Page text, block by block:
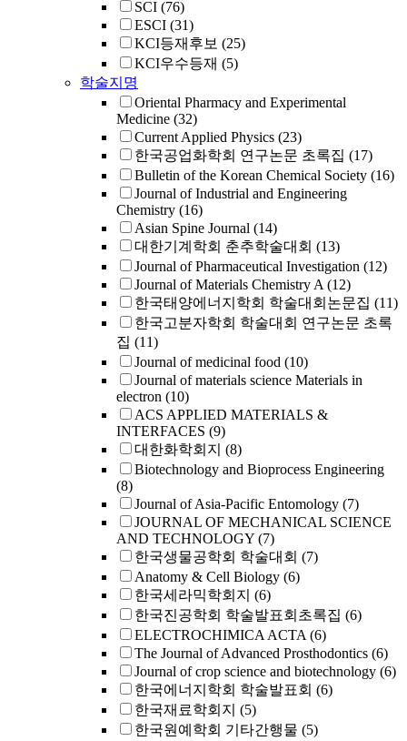
SCI (76)
ESCI (31)
KCI등재후보 (25)
KCI우수등재 (5)
학술지명
Oriental Pharmacy and Experimental
Medicine (32)
Current Applied Physics (23)
한국공업화학회 연구논문 초록집 (17)
Bulletin of the Korean Chemical Society (16)
Journal of Industrial and Engineering
Chemistry (16)
Asian Spine Journal (14)
대한기계학회 춘추학술대회 (13)
Journal of Pharmaceutical Investigation (12)
Journal of Materials Chemistry A (12)
한국태양에너지학회 학술대회논문집 (11)
한국고분자학회 학술대회 연구논문 초록
집 (11)
Journal of medicinal food (10)
Journal of materials science Materials in
electron (10)
ACS APPLIED MATERIALS &
INTERFACES (9)
대한화학회지 (8)
Biotechnology and Bioprocess Engineering
(8)
Journal of Asia-Pacific Entomology (7)
JOURNAL OF MECHANICAL SCIENCE
AND TECHNOLOGY (7)
한국생물공학회 학술대회 (7)
Anatomy & Cell Biology (6)
한국세라믹학회지 (6)
한국진공학회 학술발표회초록집 (6)
ELECTROCHIMICA ACTA (6)
The Journal of Advanced Prosthodontics (6)
Journal of crop science and biotechnology (6)
한국에너지학회 학술발표회 (6)
한국재료학회지 (5)
한국원예학회 기타간행물 (5)